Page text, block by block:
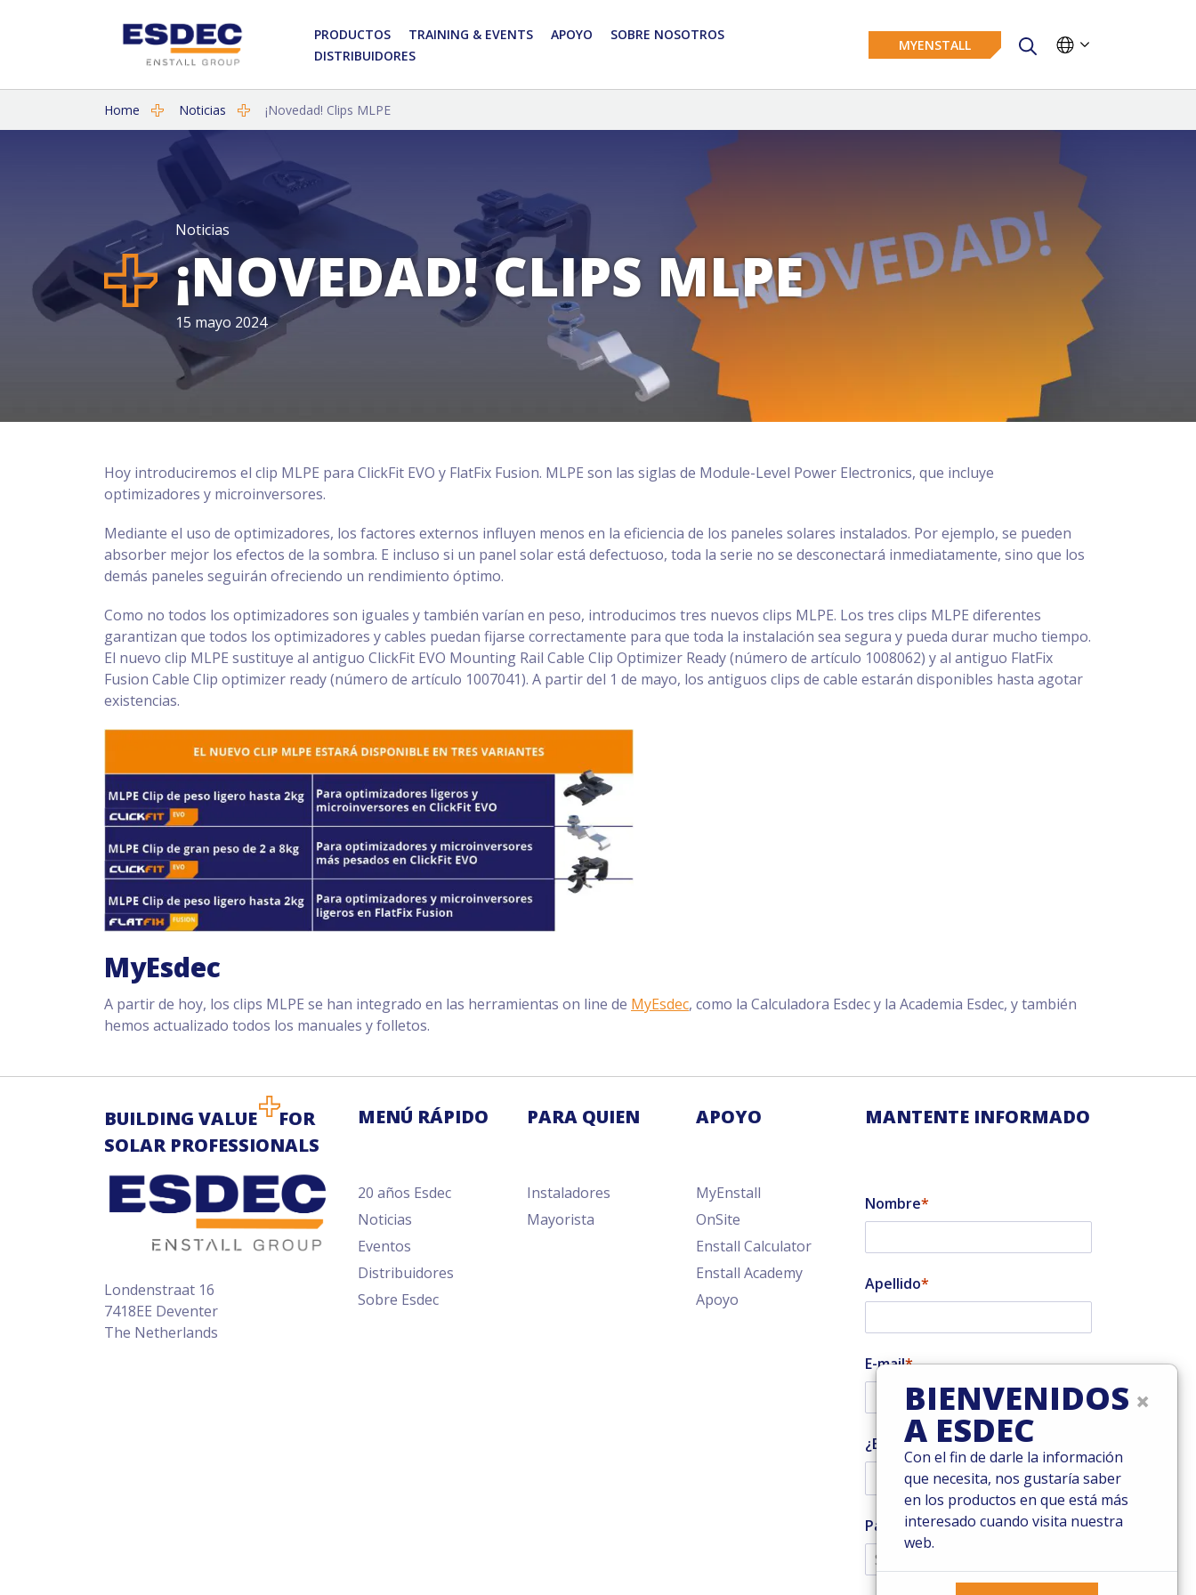
PRODUCTOS TRAINING & EVENTS APOYO
SOBRE NOSOTROS
DISTRIBUIDORES
MYENSTALL
Home Noticias ¡Novedad! Clips MLPE
Noticias
¡NOVEDAD! CLIPS MLPE
15 mayo 2024
Hoy introduciremos el clip MLPE para ClickFit EVO y FlatFix Fusion. MLPE son las siglas de Module-Level Power Electronics, que incluye
optimizadores y microinversores.
Mediante el uso de optimizadores, los factores externos influyen menos en la eficiencia de los paneles solares instalados. Por ejemplo, se pueden
absorber mejor los efectos de la sombra. E incluso si un panel solar está defectuoso, toda la serie no se desconectará inmediatamente, sino que los
demás paneles seguirán ofreciendo un rendimiento óptimo.
Como no todos los optimizadores son iguales y también varían en peso, introducimos tres nuevos clips MLPE. Los tres clips MLPE diferentes
garantizan que todos los optimizadores y cables puedan fijarse correctamente para que toda la instalación sea segura y pueda durar mucho tiempo.
El nuevo clip MLPE sustituye al antiguo ClickFit EVO Mounting Rail Cable Clip Optimizer Ready (número de artículo 1008062) y al antiguo FlatFix
Fusion Cable Clip optimizer ready (número de artículo 1007041). A partir del 1 de mayo, los antiguos clips de cable estarán disponibles hasta agotar
existencias.
MyEsdec
A partir de hoy, los clips MLPE se han integrado en las herramientas on line de MyEsdec, como la Calculadora Esdec y la Academia Esdec, y también
hemos actualizado todos los manuales y folletos.
BUILDING VALUE
FOR
SOLAR PROFESSIONALS
Londenstraat 16
7418EE Deventer
The Netherlands
MENÚ RÁPIDO
20 años Esdec
Noticias
Eventos
Distribuidores
Sobre Esdec
PARA QUIEN
Instaladores
Mayorista
APOYO
MyEnstall
OnSite
Enstall Calculator
Enstall Academy
Apoyo
MANTENTE INFORMADO
Nombre
Apellido
E-mail
¿Es usted instalador?
País
×
BIENVENIDOS
A ESDEC
Con el fin de darle la información
que necesita, nos gustaría saber
en los productos en que está más
interesado cuando visita nuestra
web.